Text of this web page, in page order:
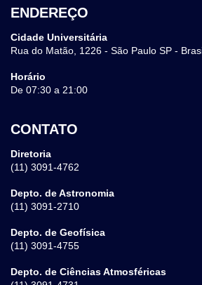
ENDEREÇO
Cidade Universitária
Rua do Matão, 1226 - São Paulo SP -
Horário
De 07:30 a 21:00
CONTATO
Diretoria
(11) 3091-4762
Depto. de Astronomia
(11) 3091-2710
Depto. de Geofísica
(11) 3091-4755
Depto. de Ciências Atmosféricas